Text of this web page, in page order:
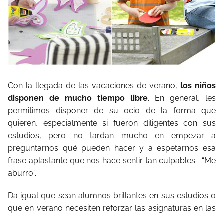
Con la llegada de las vacaciones de verano, los niños
disponen de mucho tiempo libre. En general, les
permitimos disponer de su ocio de la forma que
quieren, especialmente si fueron diligentes con sus
estudios, pero no tardan mucho en empezar a
preguntarnos qué pueden hacer y a espetarnos esa
frase aplastante que nos hace sentir tan culpables:
“Me
aburro”.
Da igual que sean alumnos brillantes en sus estudios o
que en verano necesiten reforzar las asignaturas en las